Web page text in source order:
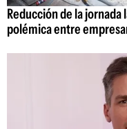
Reducción de la
polémica entre